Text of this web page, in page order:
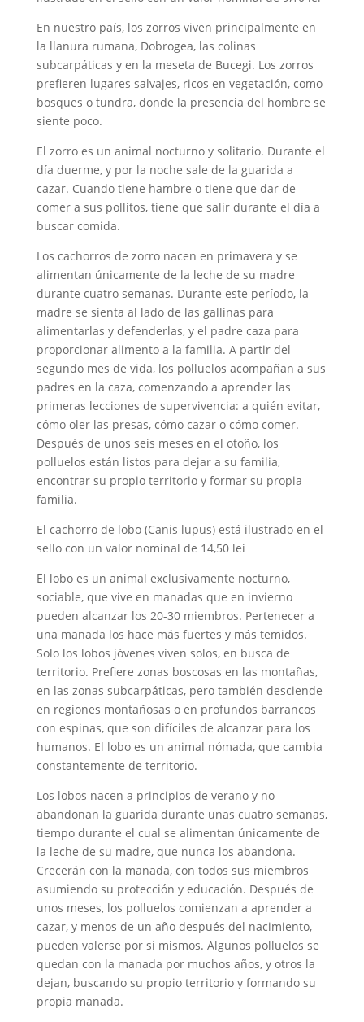
En nuestro país, los zorros viven principalmente en
la llanura rumana, Dobrogea, las colinas
subcarpáticas y en la meseta de Bucegi. Los zorros
prefieren lugares salvajes, ricos en vegetación, como
bosques o tundra, donde la presencia del hombre se
siente poco.
El zorro es un animal nocturno y solitario. Durante el
día duerme, y por la noche sale de la guarida a
cazar. Cuando tiene hambre o tiene que dar de
comer a sus pollitos, tiene que salir durante el día a
buscar comida.
Los cachorros de zorro nacen en primavera y se
alimentan únicamente de la leche de su madre
durante cuatro semanas. Durante este período, la
madre se sienta al lado de las gallinas para
alimentarlas y defenderlas, y el padre caza para
proporcionar alimento a la familia. A partir del
segundo mes de vida, los polluelos acompañan a sus
padres en la caza, comenzando a aprender las
primeras lecciones de supervivencia: a quién evitar,
cómo oler las presas, cómo cazar o cómo comer.
Después de unos seis meses en el otoño, los
polluelos están listos para dejar a su familia,
encontrar su propio territorio y formar su propia
familia.
El cachorro de lobo (Canis lupus) está ilustrado en el
sello con un valor nominal de 14,50 lei
El lobo es un animal exclusivamente nocturno,
sociable, que vive en manadas que en invierno
pueden alcanzar los 20-30 miembros. Pertenecer a
una manada los hace más fuertes y más temidos.
Solo los lobos jóvenes viven solos, en busca de
territorio. Prefiere zonas boscosas en las montañas,
en las zonas subcarpáticas, pero también desciende
en regiones montañosas o en profundos barrancos
con espinas, que son difíciles de alcanzar para los
humanos. El lobo es un animal nómada, que cambia
constantemente de territorio.
Los lobos nacen a principios de verano y no
abandonan la guarida durante unas cuatro semanas,
tiempo durante el cual se alimentan únicamente de
la leche de su madre, que nunca los abandona.
Crecerán con la manada, con todos sus miembros
asumiendo su protección y educación. Después de
unos meses, los polluelos comienzan a aprender a
cazar, y menos de un año después del nacimiento,
pueden valerse por sí mismos. Algunos polluelos se
quedan con la manada por muchos años, y otros la
dejan, buscando su propio territorio y formando su
propia manada.